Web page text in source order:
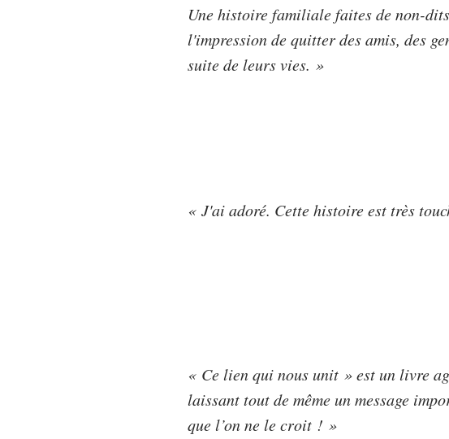
Une histoire familiale faites de non-
l'impression de quitter des amis, des
suite de leurs vies. »
« J'ai adoré. Cette histoire est très
« Ce lien qui nous unit » est un livre
laissant tout de même un message
que l’on ne le croit ! »